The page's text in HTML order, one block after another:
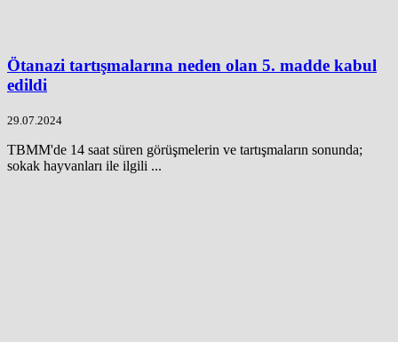
Ötanazi tartışmalarına neden olan 5. madde kabul
edildi
29.07.2024
TBMM'de 14 saat süren görüşmelerin ve tartışmaların sonunda;
sokak hayvanları ile ilgili ...